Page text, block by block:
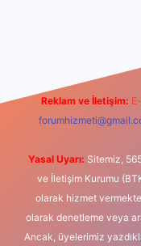
Reklam ve İletişim:
Yasal Uyarı: Sitemiz,
ve İletişim Kurumu
olarak hizmet
olarak denetleme veya
Ancak, üyelerimiz